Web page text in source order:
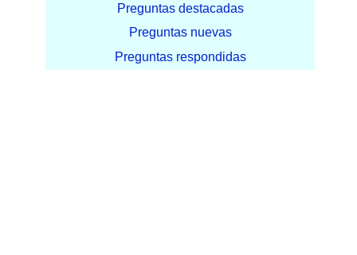
Preguntas destacadas
Preguntas nuevas
Preguntas respondidas